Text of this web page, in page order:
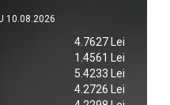
10.08.2026
4.7627 Lei
1.4561 Lei
5.4233 Lei
4.2726 Lei